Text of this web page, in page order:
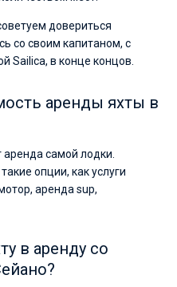
довериться
со своим капитаном, с
Sailica, в конце концов.
аренды яхты в
самой лодки.
опции, как услуги
аренда sup,
в аренду со